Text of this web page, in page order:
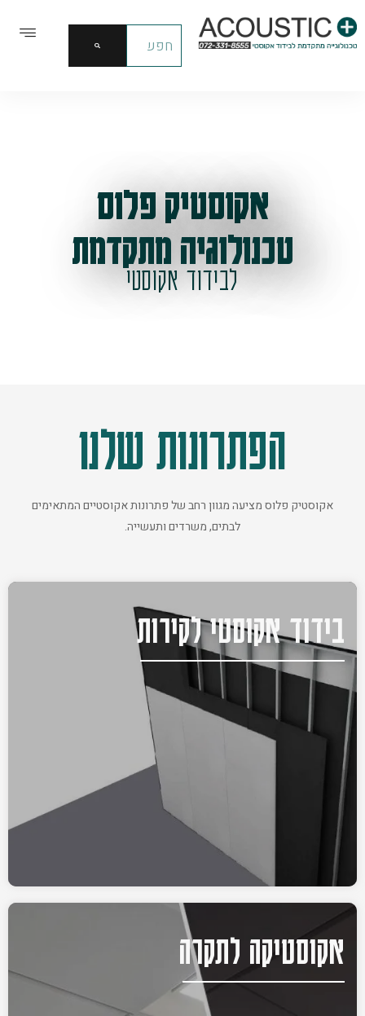
אקוסטיק פלוס
טכנולוגיה מתקדמת
לבידוד אקוסטי
הפתרונות שלנו
אקוסטיק פלוס מציעה מגוון רחב של פתרונות אקוסטיים המתאימים
לבתים, משרדים ותעשייה.
בידוד אקוסטי לקירות
אקוסטיקה לתקרה